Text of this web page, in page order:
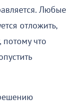
Любые
отложить,
потому что